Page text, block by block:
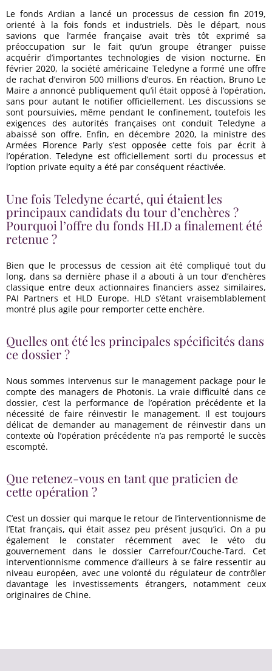
fonds HLD a finalement été retenue ?
Quelles ont été les principales spécificités dans ce
dossier ?
Que retenez-vous en tant que praticien de cette
opération ?
Le fonds Ardian a lancé un processus de cession fin 2019,
orienté à la fois fonds et industriels. Dès le départ, nous
savions que l’armée française avait très tôt exprimé sa
préoccupation sur le fait qu’un groupe étranger puisse
acquérir d’importantes technologies de vision nocturne. En
février 2020, la société américaine Teledyne a formé une offre
de rachat d’environ 500 millions d’euros. En réaction, Bruno Le
Maire a annoncé publiquement qu’il était opposé à l’opération,
sans pour autant le notifier officiellement. Les discussions se
sont poursuivies, même pendant le confinement, toutefois les
exigences des autorités françaises ont conduit Teledyne a
abaissé son offre. Enfin, en décembre 2020, la ministre des
Armées Florence Parly s’est opposée cette fois par écrit à
l’opération. Teledyne est officiellement sorti du processus et
l’option private equity a été par conséquent réactivée.
Une fois Teledyne écarté, qui étaient les
principaux candidats du tour d’enchères ?
Pourquoi l’offre du fonds HLD a finalement été
retenue ?
Bien que le processus de cession ait été compliqué tout du
long, dans sa dernière phase il a abouti à un tour d’enchères
classique entre deux actionnaires financiers assez similaires,
PAI Partners et HLD Europe. HLD s’étant vraisemblablement
montré plus agile pour remporter cette enchère.
Quelles ont été les principales spécificités dans
ce dossier ?
Nous sommes intervenus sur le management package pour le
compte des managers de Photonis. La vraie difficulté dans ce
dossier, c’est la performance de l’opération précédente et la
nécessité de faire réinvestir le management. Il est toujours
délicat de demander au management de réinvestir dans un
contexte où l’opération précédente n’a pas remporté le succès
escompté.
Que retenez-vous en tant que praticien de
cette opération ?
C’est un dossier qui marque le retour de l’interventionnisme de
l’Etat français, qui était assez peu présent jusqu’ici. On a pu
également le constater récemment avec le véto du
gouvernement dans le dossier Carrefour/Couche-Tard. Cet
interventionnisme commence d’ailleurs à se faire ressentir au
niveau européen, avec une volonté du régulateur de contrôler
davantage les investissements étrangers, notamment ceux
originaires de Chine.